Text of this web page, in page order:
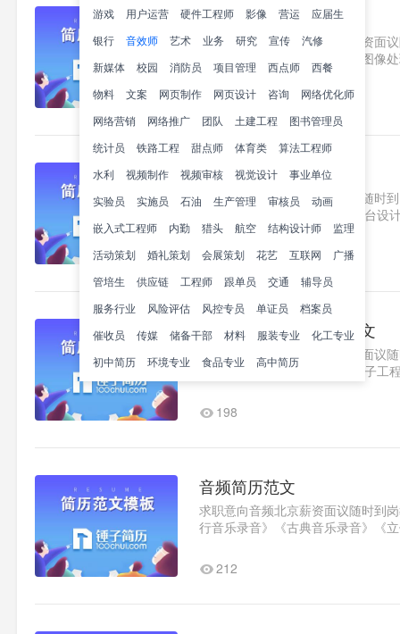
游戏
用户运营 硬件工程师 影像 营运
应届生
银行
音效师 艺术 业务 研究 宣传
汽修
新媒体
校园 消防员 项目管理 西点师
西餐
物料
文案 网页制作 网页设计 咨询
网络优化师
网络营销
网络推广 团队 土建工程
图书管理员
统计员
铁路工程 甜点师 体育类
算法工程师
水利
视频制作 视频审核 视觉设计
事业单位
实验员
实施员 石油 生产管理 审核员
动画
嵌入式工程师
内勤 猎头 航空 结构设计师
监理
活动策划
婚礼策划 会展策划 花艺 互联网
广播
管培生
供应链 工程师 跟单员 交通
辅导员
服务行业
风险评估 风控专员 单证员
档案员
催收员
传媒 储备干部 材料 服装专业
化工专业
初中简历
环境专业 食品专业 高中简历
音效后期简历范文
求职意向音效后期湖北武汉薪资面
与工程曾学习电子技术基础，图像
计算机二级证书工作经验20..1
185
音效师简历范文
求职意向音效师上海薪资面议随时
2020.x-2020x锤子简历大学舞台
（操作）主要参与操作设计作品..1
311
音频算法工程师简历范文
求职意向音频算法工程师薪资面议
2020.x-2020x锤子简历大学电子工
198
音频简历范文
求职意向音频北京薪资面议随时到
行音乐录音》《古典音乐录音》《
212